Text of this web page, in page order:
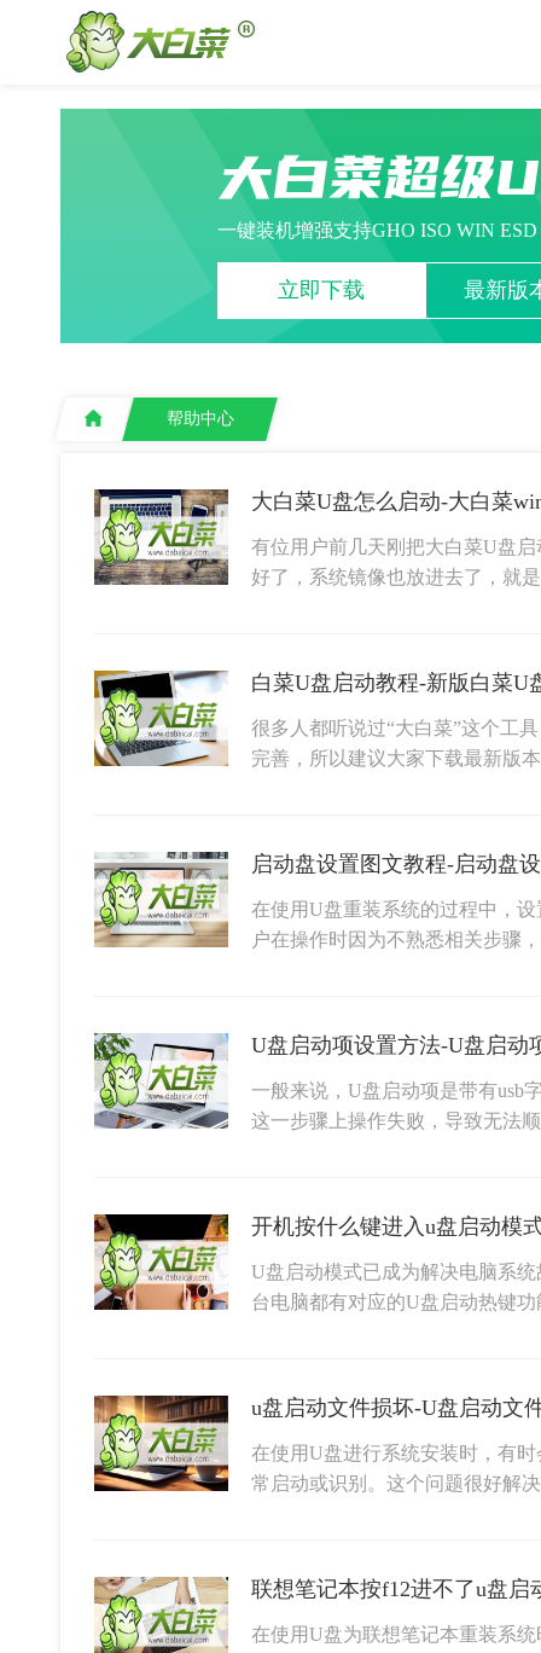
大白菜超级
一键装机增强支持GHO ISO WIN
立即下载 最新版
帮助中心
大白菜U盘怎么启动-大白菜
有位用户前几天刚把大白菜U盘
好了，系统镜像也放进去了，就
白菜U盘启动教程-新版白菜U
很多人都听说过“大白菜”这个工
完善，所以建议大家下载最新版
启动盘设置图文教程-启动盘
在使用U盘重装系统的过程中，
户在操作时因为不熟悉相关步骤
U盘启动项设置方法-U盘启动
一般来说，U盘启动项是带有usb
这一步骤上操作失败，导致无法
开机按什么键进入u盘启动模
U盘启动模式已成为解决电脑系
台电脑都有对应的U盘启动热键
u盘启动文件损坏-U盘启动文
在使用U盘进行系统安装时，有
常启动或识别。这个问题很好解
联想笔记本按f12进不了u盘启
在使用U盘为联想笔记本重装系